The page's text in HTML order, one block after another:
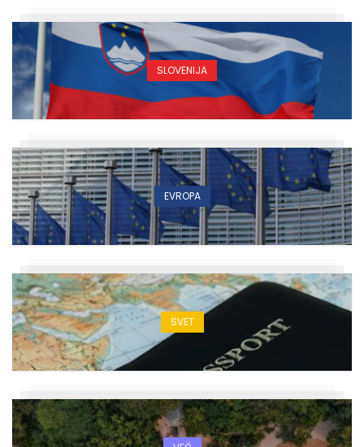
SLOVENIJA
EVROPA
SVET